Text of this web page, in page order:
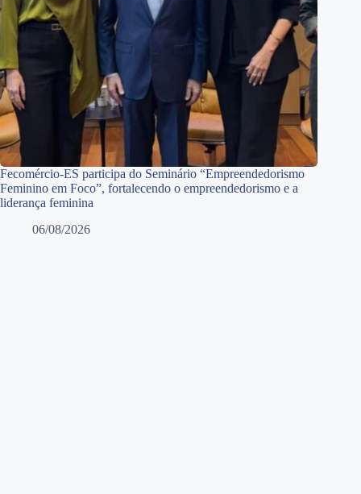
Fecomércio-ES participa do Seminário “Empreendedorismo
Feminino em Foco”, fortalecendo o empreendedorismo e a
liderança feminina
06/08/2026